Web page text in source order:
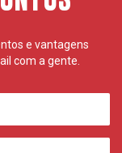
e vantagens
com a gente.